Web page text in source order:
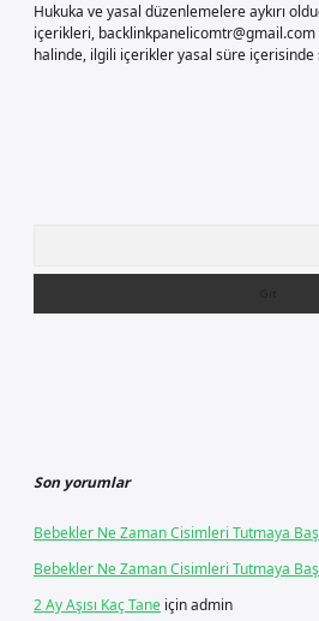
Hukuka ve yasal düzenlemelere aykırı
içerikleri, backlinkpanelicomtr@gmail.com
halinde, ilgili içerikler yasal süre içerisinde
Son yorumlar
Bebekler Ne Zaman Cisimleri Tutmaya
Bebekler Ne Zaman Cisimleri Tutmaya
2 Ay Aşısı Kaç Tane içinadmin